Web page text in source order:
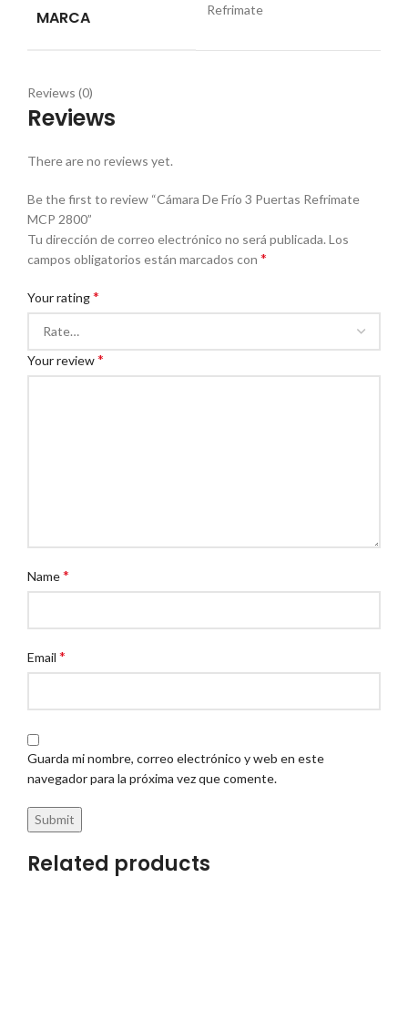
MARCA Refrimate
Reviews (0)
Reviews
There are no reviews yet.
Be the first to review “Cámara De Frío 3 Puertas Refrimate
MCP 2800”
Tu dirección de correo electrónico no será publicada.Los
campos obligatorios están marcados con *
Your rating*
Your review*
Name*
Email *
Guarda mi nombre, correo electrónico y web en este
navegador para la próxima vez que comente.
Related products